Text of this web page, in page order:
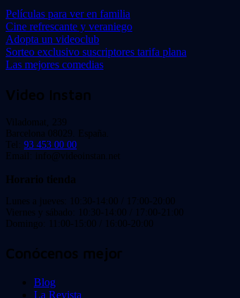
Películas para ver en familia
Cine refrescante y veraniego
Adopta un videoclub
Sorteo exclusivo suscriptores tarifa plana
Las mejores comedias
Video Instan
Viladomat, 239
Barcelona 08029. España.
Tel: 93 453 00 00
Email: info@videoinstan.net
Horario tienda
Lunes a jueves: 10:30-14:00 / 17:00-20:00
Viernes y sábado: 10:30-14:00 / 17:00-21:00
Domingo: 11:00-15:00 / 16:00-20:00
Conócenos mejor
Blog
La Revista